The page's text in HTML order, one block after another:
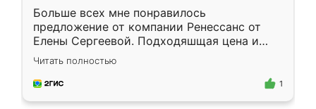
Больше всех мне понравилось
предложение от компании Ренессанс от
Елены Сергеевой. Подходяшщая цена и
короткие сроки изготовления. Приехавший
для замера сотрудник Владислав
предложил по моему эскизу самый
Читать полностью
1